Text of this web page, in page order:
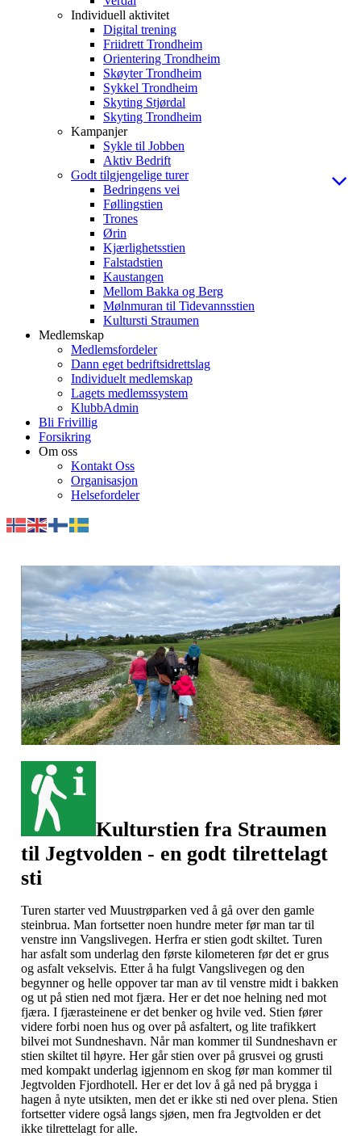
Individuell aktivitet
Digital trening
Friidrett Trondheim
Orientering Trondheim
Skøyter Trondheim
Sykkel Trondheim
Skyting Stjørdal
Skyting Trondheim
Kampanjer
Sykle til Jobben
Aktiv Bedrift
Godt tilgjengelige turer
Bedringens vei
Føllingstien
Trones
Ørin
Kjærlighetsstien
Falstadstien
Kaustangen
Mellom Bakka og Berg
Mølnmuran til Tidevannsstien
Kultursti Straumen
Medlemskap
Medlemsfordeler
Dann eget bedriftsidrettslag
Individuelt medlemskap
Lagets medlemssystem
KlubbAdmin
Bli Frivillig
Forsikring
Om oss
Kontakt Oss
Organisasjon
Helsefordeler
Kulturstien fra Straumen
til Jegtvolden - en godt tilrettelagt
sti
Turen starter ved Muustrøparken ved å gå over den gamle
steinbrua. Man fortsetter noen hundre meter før man tar til
venstre inn Vangslivegen. Herfra er stien godt skiltet. Turen
har asfalt som underlag den første kilometeren før det er grus
og asfalt vekselvis. Etter å ha fulgt Vangslivegen og den
begynner og helle oppover tar man av til venstre midt i bakken
og ut på stien ned mot fjæra. Her er det noe helning ned mot
fjæra. I fjærasteinene er det benker og hvile ved. Stien fører
videre forbi noen hus og over på asfaltert, og lite trafikkert
bilvei mot Sundneshavn. Når man kommer til Sundneshavn er
stien skiltet til høyre. Her går stien over på grusvei og grusti
med kompakt underlag igjennom en skog før man kommer til
Jegtvolden Fjordhotell. Her er det lov å gå ned på brygga i
hagen å nyte utsikten, men det er ikke sti ned over plena. Stien
fortsetter videre også langs sjøen, men fra Jegtvolden er det
ikke tilrettelagt for alle.